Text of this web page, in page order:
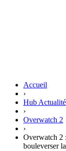
Accueil
›
Hub Actualité
›
Overwatch 2
›
Overwatch 2
bouleverser